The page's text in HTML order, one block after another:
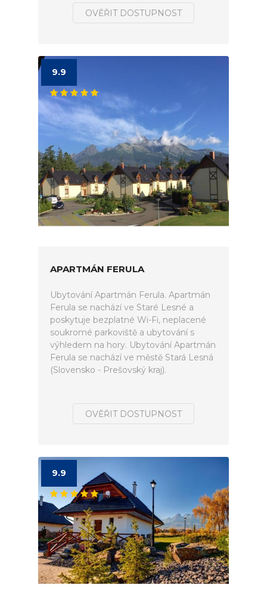
OVĚŘIT DOSTUPNOST
9.9
APARTMÁN FERULA
Ubytování Apartmán Ferula. Apartmán
Ferula se nachází ve Staré Lesné a
poskytuje bezplatné Wi-Fi, neplacené
soukromé parkoviště a ubytování s
výhledem na hory. Ubytování Apartmán
Ferula se nachází ve městě Stará Lesná
(Slovensko - Prešovský kraj).
OVĚŘIT DOSTUPNOST
9.9